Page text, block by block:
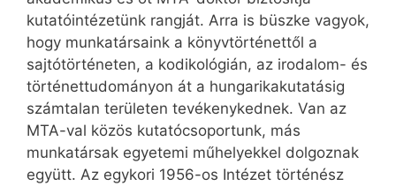
kutatóintézetünk rangját. Arra is büszke vagyok,
hogy munkatársaink a könyvtörténettől a
sajtótörténeten, a ko­di­ko­lógián, az irodalom- és
történettudományon át a hun­ga­ri­ka­ku­ta­tásig
számtalan területen tevékenykednek. Van az
MTA-val közös kutatócsoportunk, más
munkatársak egyetemi műhelyekkel dolgoznak
együtt. Az egykori 1956-os Intézet történész